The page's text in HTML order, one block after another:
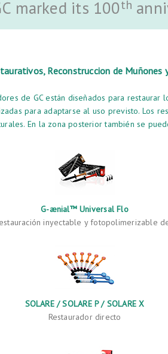
marked its 100th
Reconstruccion de Muñones
de GC están diseñados para
para adaptarse al uso previsto. Los
En la zona posterior también se
G-ænial™ Universal Flo
inyectable y fotopolimerizable
SOLARE / SOLARE P / SOLARE X
Restaurador directo